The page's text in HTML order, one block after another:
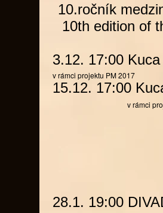
10.ročník
10th edition of
3.12. 17:00
v rámci projektu PM 2017
15.12. 17:00
v rámci
28.1. 19:00